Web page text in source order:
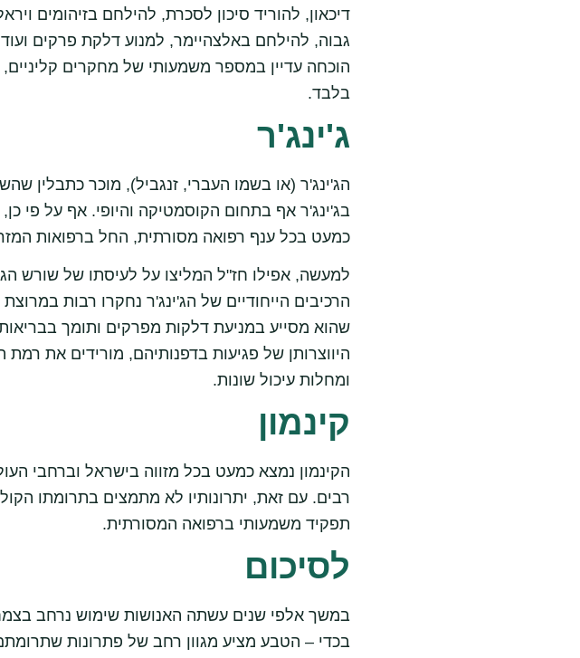
דיכאון, להוריד סיכון לסכרת, להילחם בזיהומים
גבוה, להילחם באלצהיימר, למנוע דלקת פרקים ועוד.
הוכחה עדיין במספר משמעותי של מחקרים קליניים,
בלבד.
ג'ינג'ר
הג'ינג'ר (או בשמו העברי, זנגביל), מוכר כתבלין
בג'ינג'ר אף בתחום הקוסמטיקה והיופי. אף על פי
כמעט בכל ענף רפואה מסורתית, החל ברפואות
למעשה, אפילו חז"ל המליצו על לעיסתו של שורש
הרכיבים הייחודיים של הג'ינג'ר נחקרו רבות
שהוא מסייע במניעת דלקות מפרקים ותומך
היווצרותן של פגיעות בדפנותיהם, מורידים את
ומחלות עיכול שונות.
קינמון
הקינמון נמצא כמעט בכל מזווה בישראל וברחבי
רבים. עם זאת, יתרונותיו לא מתמצים בתרומתו
תפקיד משמעותי ברפואה המסורתית.
לסיכום
במשך אלפי שנים עשתה האנושות שימוש נרחב
בכדי – הטבע מציע מגוון רחב של פתרונות